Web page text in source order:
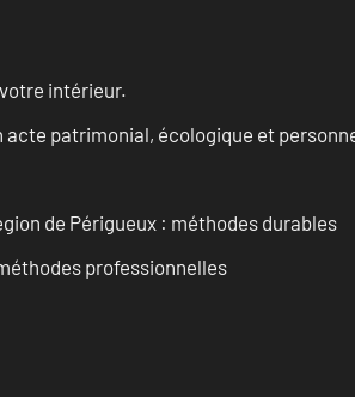
intérieur.
acte patrimonial, écologique et
de Périgueux : méthodes durables
professionnelles